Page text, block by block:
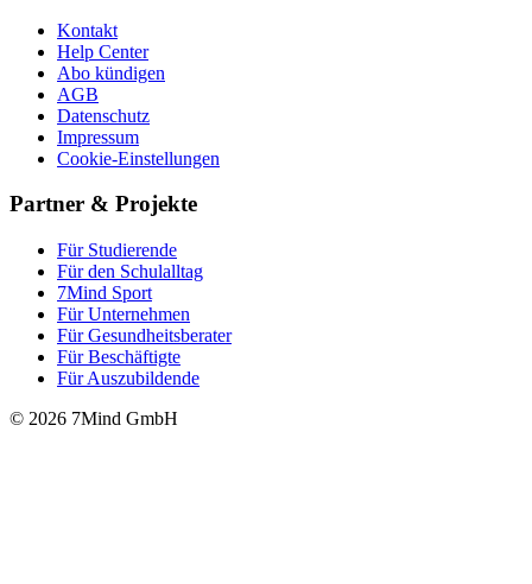
Kontakt
Help Center
Abo kündigen
AGB
Datenschutz
Impressum
Cookie-Einstellungen
Partner & Projekte
Für Stu­die­rende
Für den Schulalltag
7Mind Sport
Für Unter­neh­men
Für Gesund­heits­be­ra­ter
Für Beschäftigte
Für Auszubildende
© 2026 7Mind GmbH